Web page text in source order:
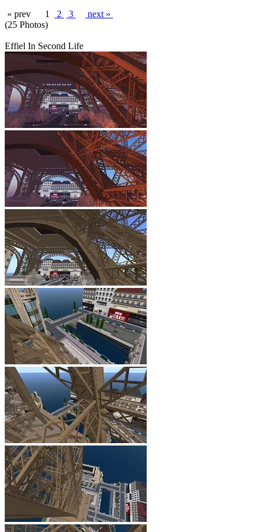
« prev 1 2 3
next »
(25 Photos)
Effiel In Second Life